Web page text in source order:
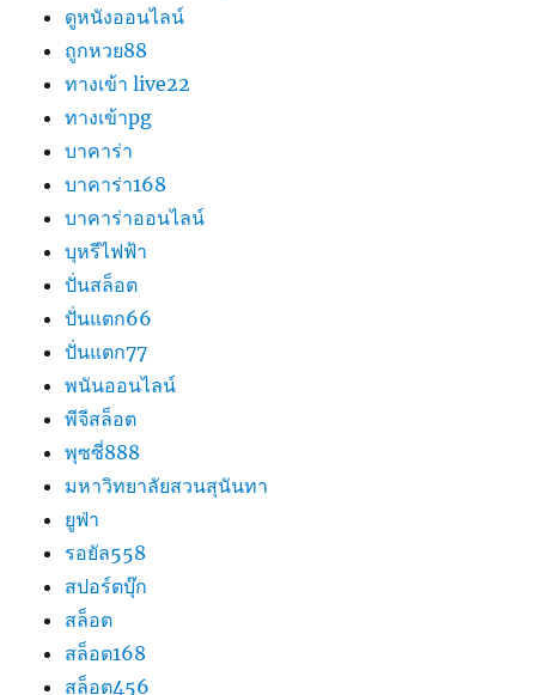
ดูหนังออนไลน์
ถูกหวย88
ทางเข้า live22
ทางเข้าpg
บาคาร่า
บาคาร่า168
บาคาร่าออนไลน์
บุหรีไฟฟ้า
ปั่นสล็อต
ปั่นแตก66
ปั่นแตก77
พนันออนไลน์
พีจีสล็อต
พุซซี่888
มหาวิทยาลัยสวนสุนันทา
ยูฟ่า
รอยัล558
สปอร์ตบุ๊ก
สล็อต
สล็อต168
สล็อต456